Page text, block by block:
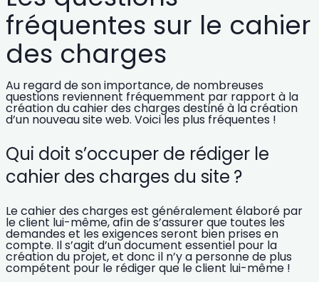
fréquentes sur le cahier
des charges
Au regard de son importance, de nombreuses
questions reviennent fréquemment par rapport à la
création du cahier des charges destiné à la création
d’un nouveau site web. Voici les plus fréquentes !
Qui doit s’occuper de rédiger le
cahier des charges du site ?
Le cahier des charges est généralement élaboré par
le client lui-même, afin de s’assurer que toutes les
demandes et les exigences seront bien prises en
compte. Il s’agit d’un document essentiel pour la
création du projet, et donc il n’y a personne de plus
compétent pour le rédiger que le client lui-même !